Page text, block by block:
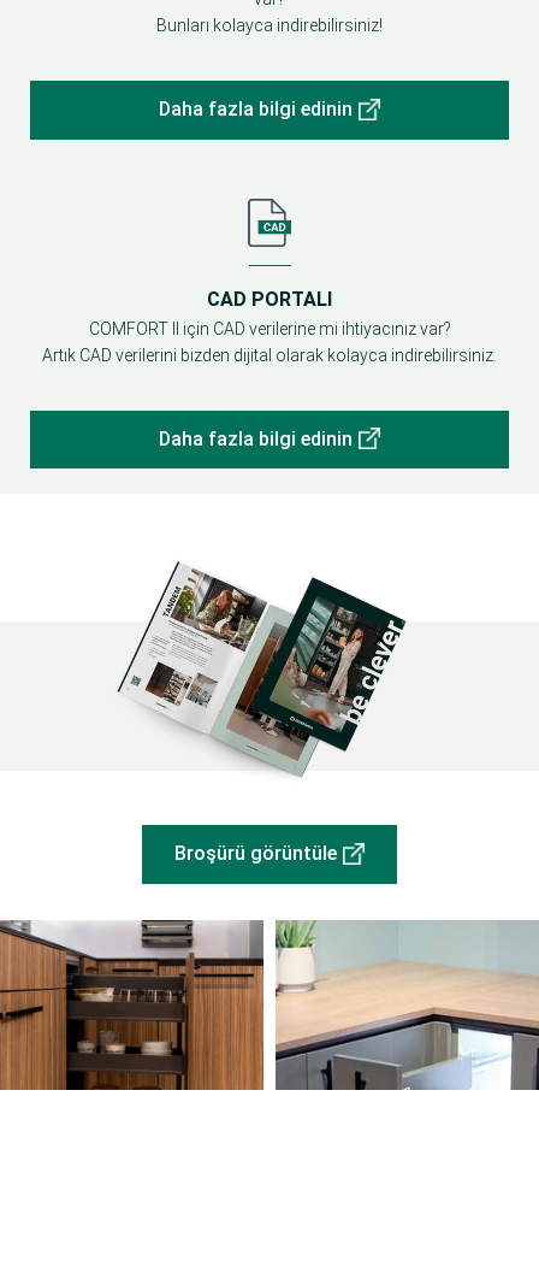
Bunları kolayca indirebilirsiniz!
Daha fazla bilgi edinin
CAD PORTALI
COMFORT II için CAD verilerine mi ihtiyacınız var?
Artık CAD verilerini bizden dijital olarak kolayca indirebilirsiniz.
Daha fazla bilgi edinin
Broşürü görüntüle